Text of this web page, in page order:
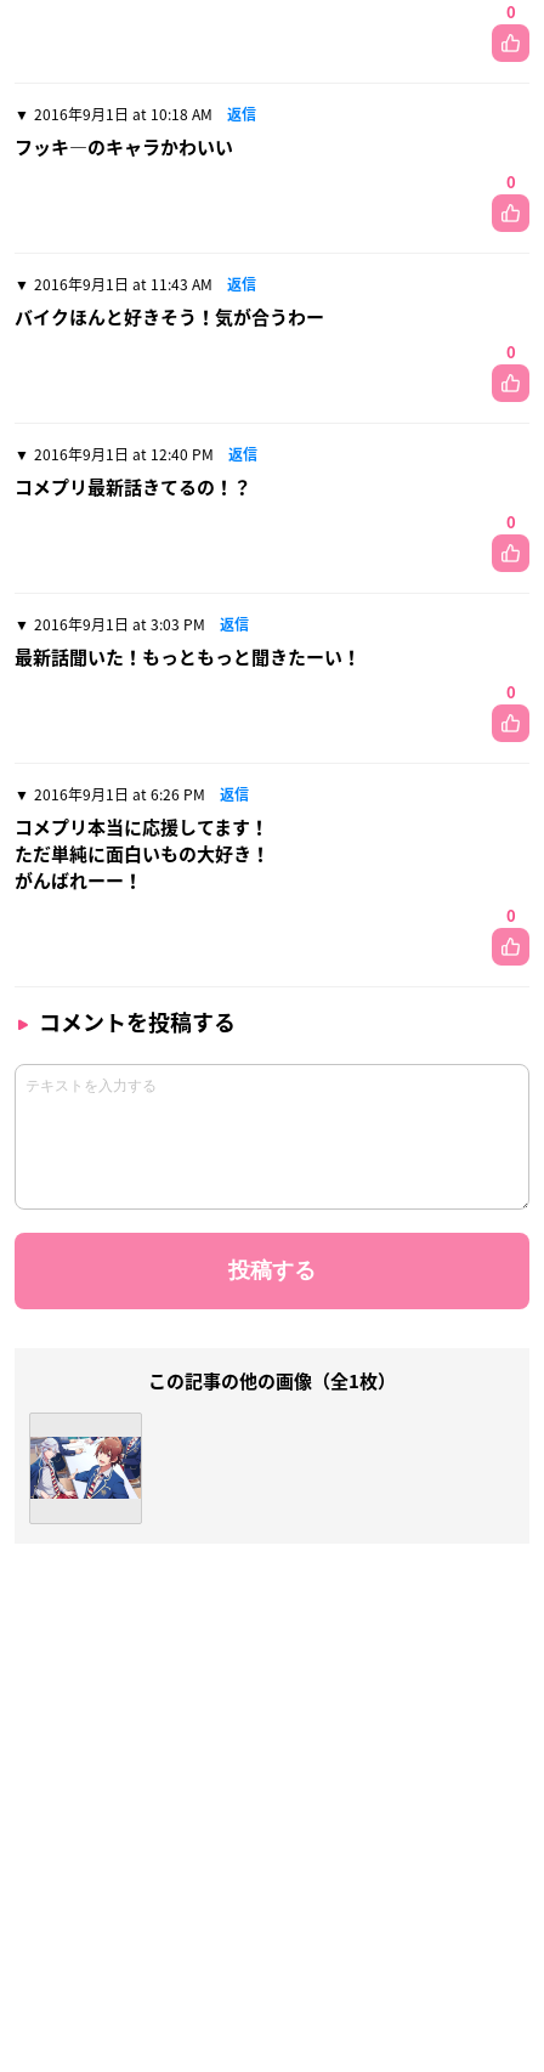
0
2016年9月1日 at 10:18 AM 返信
フッキ―のキャラかわいい
0
2016年9月1日 at 11:43 AM 返信
バイクほんと好きそう！気が合うわー
0
2016年9月1日 at 12:40 PM 返信
コメプリ最新話きてるの！？
0
2016年9月1日 at 3:03 PM 返信
最新話聞いた！もっともっと聞きたーい！
0
2016年9月1日 at 6:26 PM 返信
コメプリ本当に応援してます！
ただ単純に面白いもの大好き！
がんばれーー！
0
コメントを投稿する
この記事の他の画像（全1枚）